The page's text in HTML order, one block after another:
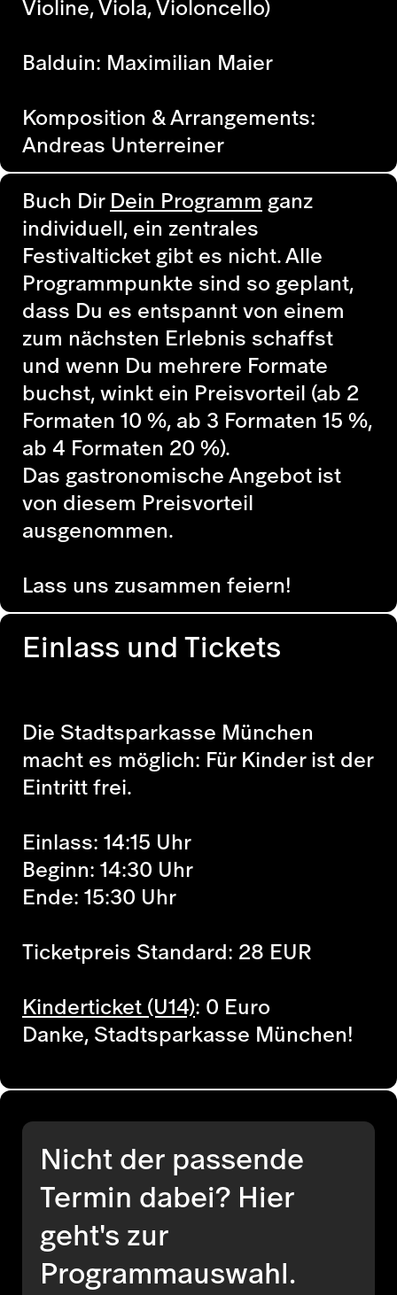
Violine, Viola, Violoncello)
Balduin: Maximilian Maier
Komposition & Arrangements:
Andreas Unterreiner
Buch DirDein Programm ganz
individuell, ein zentrales
Festivalticket gibt es nicht. Alle
Programmpunkte sind so geplant,
dass Du es entspannt von einem
zum nächsten Erlebnis schaffst
und wenn Du mehrere Formate
buchst, winkt ein Preisvorteil (ab 2
Formaten 10 %, ab 3 Formaten 15 %,
ab 4 Formaten 20 %).
Das gastronomische Angebot ist
von diesem Preisvorteil
ausgenommen.
Lass uns zusammen feiern!
Einlass und Tickets
Die Stadtsparkasse München
macht es möglich: Für Kinder ist der
Eintritt frei.
Einlass: 14:15 Uhr
Beginn: 14:30 Uhr
Ende: 15:30 Uhr
Ticketpreis Standard: 28 EUR
Kinderticket (U14): 0 Euro
Danke, Stadtsparkasse München!
Nicht der passende
Termin dabei? Hier
geht's zur
Programmauswahl.